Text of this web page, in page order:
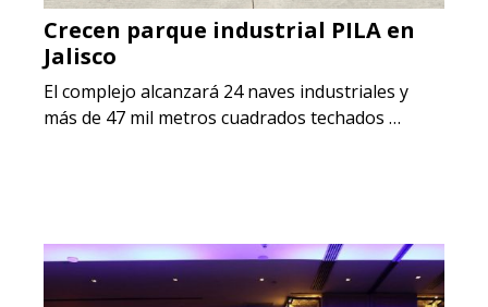
Crecen parque industrial PILA en
Jalisco
El complejo alcanzará 24 naves industriales y
más de 47 mil metros cuadrados techados …